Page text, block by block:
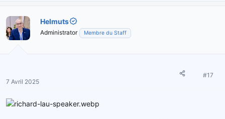
Helmuts
Administrator Membre du Staff
7 Avril 2025
#17